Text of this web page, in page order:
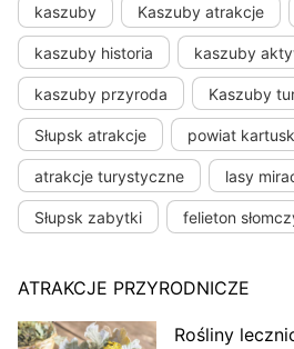
kaszuby Kaszuby atrakcje
kaszuby historia kaszuby
kaszuby przyroda Kaszuby
Słupsk atrakcje powiat
atrakcje turystyczne lasy
Słupsk zabytki felieton
ATRAKCJE PRZYRODNICZE
Rośliny